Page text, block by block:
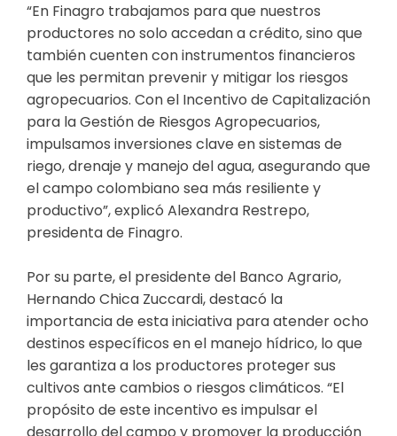
“En Finagro trabajamos para que nuestros
productores no solo accedan a crédito, sino que
también cuenten con instrumentos financieros
que les permitan prevenir y mitigar los riesgos
agropecuarios. Con el Incentivo de Capitalización
para la Gestión de Riesgos Agropecuarios,
impulsamos inversiones clave en sistemas de
riego, drenaje y manejo del agua, asegurando que
el campo colombiano sea más resiliente y
productivo”, explicó Alexandra Restrepo,
presidenta de Finagro.
Por su parte, el presidente del Banco Agrario,
Hernando Chica Zuccardi, destacó la
importancia de esta iniciativa para atender ocho
destinos específicos en el manejo hídrico, lo que
les garantiza a los productores proteger sus
cultivos ante cambios o riesgos climáticos. “El
propósito de este incentivo es impulsar el